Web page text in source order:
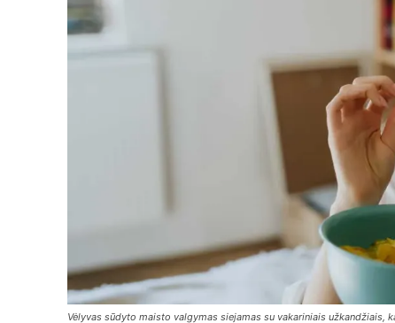
Vėlyvas sūdyto maisto valgymas siejamas su vakariniais užkandžiais,